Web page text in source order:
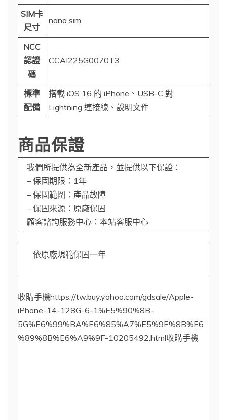
SIM卡
尺寸
nano sim
NCC
認證
碼
CCAI225G0070T3
標準
配備
搭載 iOS 16 的 iPhone、USB-C 對
Lightning 連接線、說明文件
商品保證
我們所提供為全新產品，並提供以下保證：
– 保固期限：1年
– 保固範圍：產品故障
– 保固來源：原廠保固
顧客諮詢服務中心：本站客服中心
依原廠規範保固一年
收購手機https://tw.buy.yahoo.com/gdsale/Apple-
iPhone-14-128G-6-1%E5%90%8B-
5G%E6%99%BA%E6%85%A7%E5%9E%8B%E6
%89%8B%E6%A9%9F-10205492.html收購手機